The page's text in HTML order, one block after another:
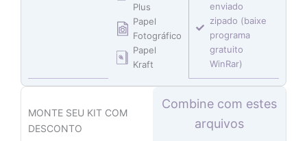
Plus
Papel
Fotográfico
Papel
Kraft
enviado
zipado (baixe
programa
gratuito
WinRar)
MONTE SEU KIT COM
DESCONTO
preço
preço
preço
preço
preço
preço
Combine com estes
arquivos